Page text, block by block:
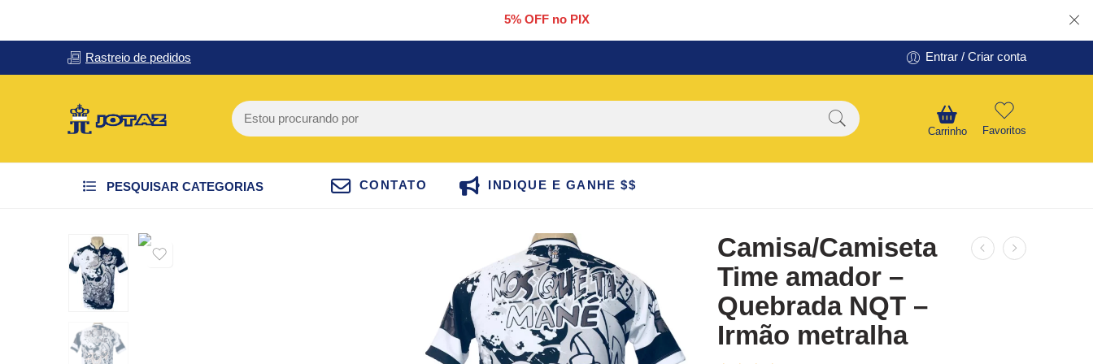
5% OFF no PIX
Rastreio de pedidos Entrar / Criar conta
Carrinho Favoritos
PESQUISAR CATEGORIAS CONTATO INDIQUE E GANHE $$
Camisa/Camiseta
Time amador –
Quebrada NQT –
Irmão metralha